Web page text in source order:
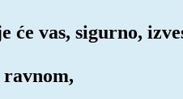
će vas, sigurno,